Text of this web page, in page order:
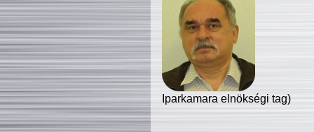
Iparkamara elnökségi tag)